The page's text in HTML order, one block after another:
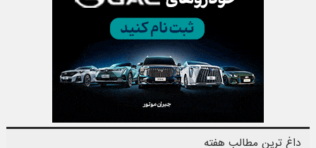
داغ ترین مطالب هفته